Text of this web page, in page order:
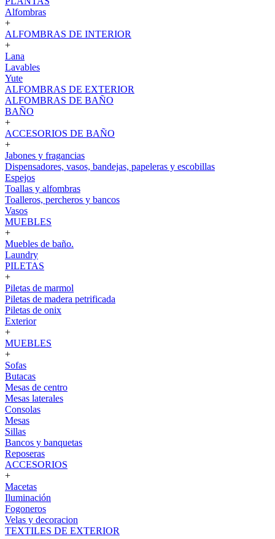
Alfombras
+
ALFOMBRAS DE INTERIOR
+
Lana
Lavables
Yute
ALFOMBRAS DE EXTERIOR
ALFOMBRAS DE BAÑO
BAÑO
+
ACCESORIOS DE BAÑO
+
Jabones y fragancias
Dispensadores, vasos, bandejas, papeleras y escobillas
Espejos
Toallas y alfombras
Toalleros, percheros y bancos
Vasos
MUEBLES
+
Muebles de baño.
Laundry
PILETAS
+
Piletas de marmol
Piletas de madera petrificada
Piletas de onix
Exterior
+
MUEBLES
+
Sofas
Butacas
Mesas de centro
Mesas laterales
Consolas
Mesas
Sillas
Bancos y banquetas
Reposeras
ACCESORIOS
+
Macetas
Iluminación
Fogoneros
Velas y decoracion
TEXTILES DE EXTERIOR